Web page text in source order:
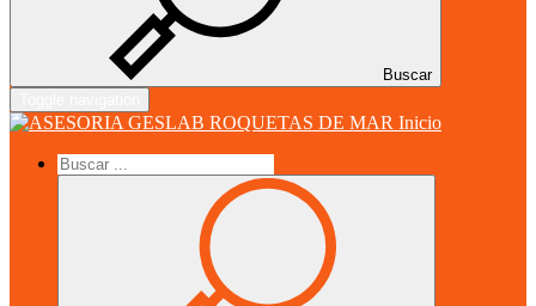
Buscar
Inicio